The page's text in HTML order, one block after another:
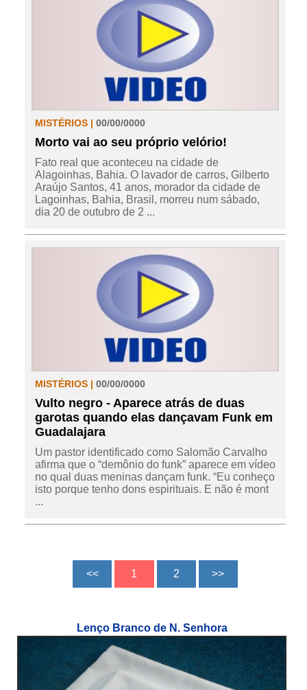
MISTÉRIOS | 00/00/0000
Morto vai ao seu próprio velório!
Fato real que aconteceu na cidade de
Alagoinhas, Bahia. O lavador de carros, Gilberto
Araújo Santos, 41 anos, morador da cidade de
Lagoinhas, Bahia, Brasil, morreu num sábado,
dia 20 de outubro de 2 ...
MISTÉRIOS | 00/00/0000
Vulto negro - Aparece atrás de duas
garotas quando elas dançavam Funk em
Guadalajara
Um pastor identificado como Salomão Carvalho
afirma que o “demônio do funk” aparece em vídeo
no qual duas meninas dançam funk. “Eu conheço
isto porque tenho dons espirituais. E não é mont
...
Lenço Branco de N. Senhora